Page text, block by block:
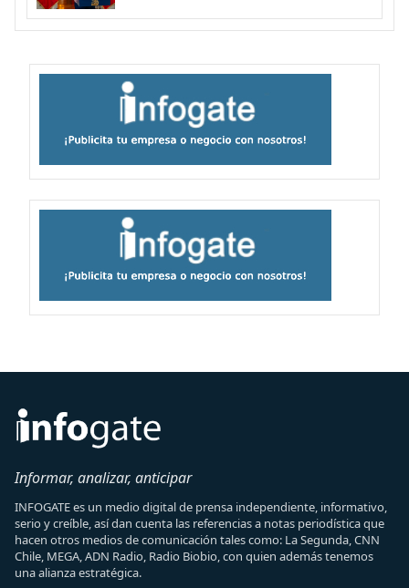
Informar, analizar, anticipar
INFOGATE es un medio digital de prensa independiente, informativo,
serio y creíble, así dan cuenta las referencias a notas periodística que
hacen otros medios de comunicación tales como: La Segunda, CNN
Chile, MEGA, ADN Radio, Radio Biobio, con quien además tenemos
una alianza estratégica.